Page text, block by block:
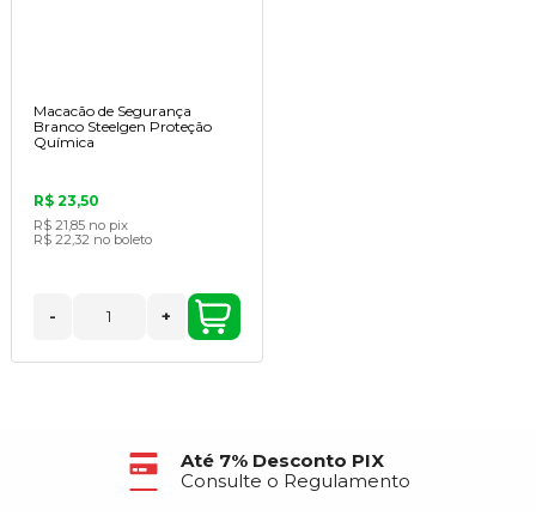
Macacão de Segurança
Branco Steelgen Proteção
Química
R$ 23,50
R$ 21,85 no pix
R$ 22,32 no boleto
- +
Até 7% Desconto PIX
Consulte o Regulamento